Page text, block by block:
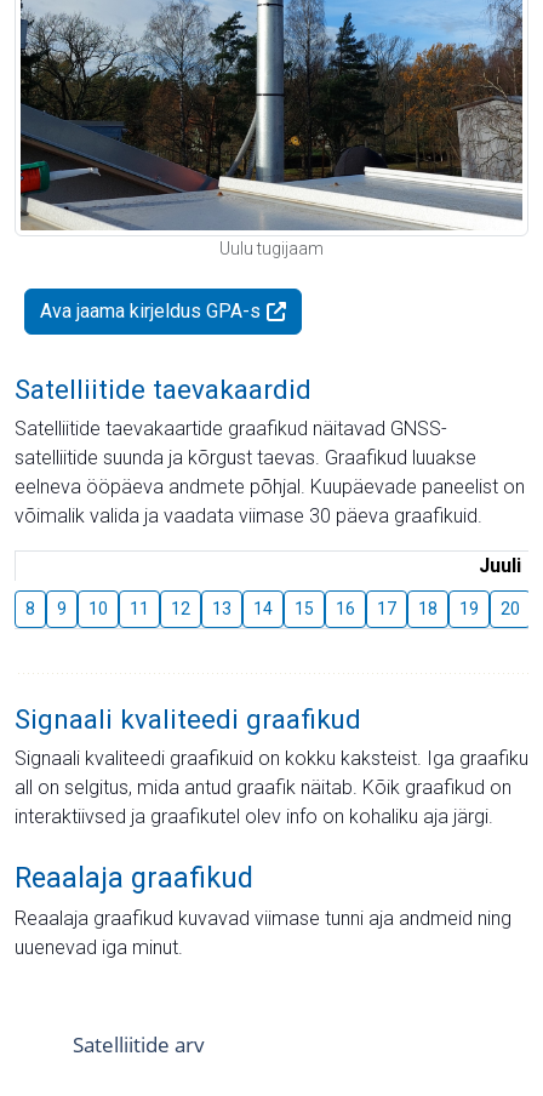
Uulu tugijaam
Ava jaama kirjeldus GPA-s
Satelliitide taevakaardid
Satelliitide taevakaartide graafikud näitavad GNSS-
satelliitide suunda ja kõrgust taevas. Graafikud luuakse
eelneva ööpäeva andmete põhjal. Kuupäevade paneelist on
võimalik valida ja vaadata viimase 30 päeva graafikuid.
Juuli
8 9 10 11 12 13 14 15 16 17 18 19 20
Signaali kvaliteedi graafikud
Signaali kvaliteedi graafikuid on kokku kaksteist. Iga graafiku
all on selgitus, mida antud graafik näitab. Kõik graafikud on
interaktiivsed ja graafikutel olev info on kohaliku aja järgi.
Reaalaja graafikud
Reaalaja graafikud kuvavad viimase tunni aja andmeid ning
uuenevad iga minut.